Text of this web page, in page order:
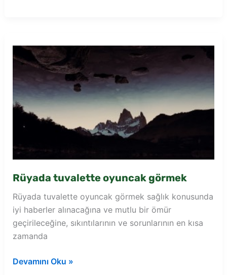
Rüyada tuvalette oyuncak görmek
Rüyada tuvalette oyuncak görmek sağlık konusunda
iyi haberler alınacağına ve mutlu bir ömür
geçirileceğine, sıkıntılarının ve sorunlarının en kısa
zamanda
Rüyada
Devamını Oku »